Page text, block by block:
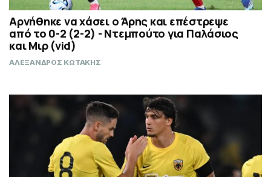
Αρνήθηκε να χάσει ο Άρης και επέστρεψε
από το 0-2 (2-2) - Ντεμπούτο για Παλάσιος
και Μιρ (vid)
ΑΛΕΞΑΝΔΡΟΣ ΚΩΤΑΚΗΣ